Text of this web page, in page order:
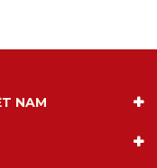
NAM